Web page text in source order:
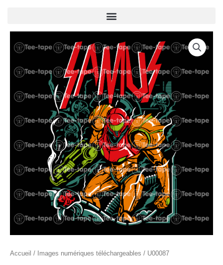
Menu
Accueil / Images numériques téléchargeables / U00087
de